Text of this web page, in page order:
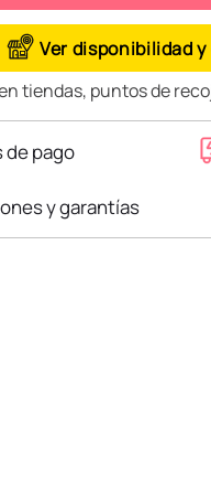
Ver disponibilidad
tiendas, puntos de
de pago
y garantías